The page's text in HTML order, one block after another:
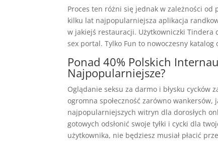
Proces ten różni się jednak w zależności
kilku lat najpopularniejsza aplikacja
w jakiejś restauracji. Użytkowniczki
sex portal. Tylko Fun to nowoczesny
Ponad 40% Polskich
Najpopularniejsze?
Oglądanie seksu za darmo i błysku
ogromna społeczność zarówno
najpopularniejszych witryn dla dorosłych
gotowych odsłonić swoje tyłki i cycki dla
użytkownika, nie będziesz musiał płacić